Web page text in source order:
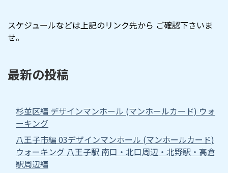
スケジュールなどは上記のリンク先から ご確認下さいま
せ。
最新の投稿
杉並区編 デザインマンホール (マンホールカード) ウォ
ーキング
八王子市編 03デザインマンホール (マンホールカード)
ウォーキング 八王子駅 南口・北口周辺・北野駅・高倉
駅周辺編